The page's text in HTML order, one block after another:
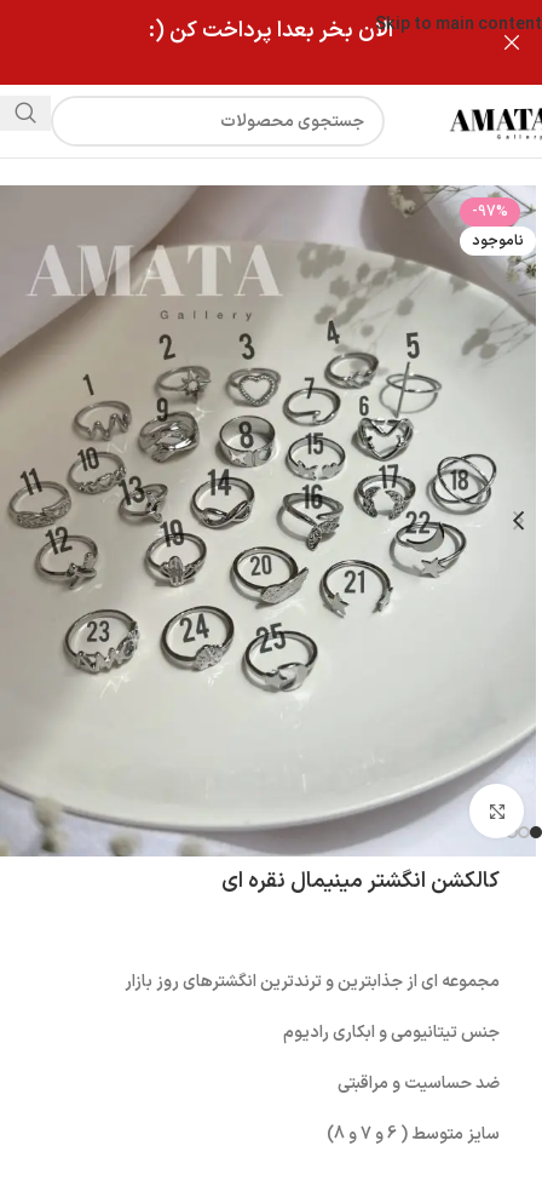
Skip to main contentالان بخر بعدا پرداخت کن (:
فروشگاه کالکشن انگشتر مینیمال نقره ای
-97%
ناموجود
بزرگنمایی تصویر
کالکشن انگشتر مینیمال نقره ای
مجموعه ای از جذابترین و ترندترین انگشترهای روز بازار
جنس تیتانیومی و ابکاری رادیوم
ضد حساسیت و مراقبتی
سایز متوسط ( 6 و 7 و 8)